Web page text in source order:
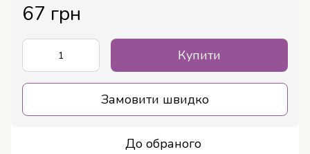
67 грн
Купити
Замовити швидко
До обраного